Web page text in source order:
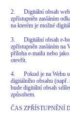
2. Digitální obsah
zpřístupněn zasláním
na kterém je možné
3. Digitální obsah e-
zpřístupněn zasláním na
příloha e-mailu nebo
otevřít.
4. Pokud je na Webu u
digitálního obsahu (např.
bude digitální obsah
způsobem.
ČAS ZPŘÍSTUPNĚNÍ